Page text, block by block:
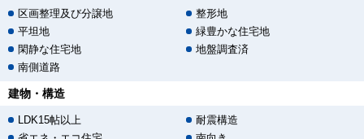
区画整理及び分譲地
整形地
平坦地
緑豊かな住宅地
閑静な住宅地
地盤調査済
南側道路
建物・構造
LDK15帖以上
耐震構造